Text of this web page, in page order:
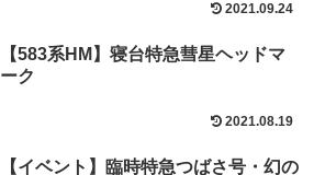
2021.09.24
【583系HM】寝台特急彗星ヘッドマ
ーク
2021.08.19
【イベント】臨時特急つばさ号・幻の